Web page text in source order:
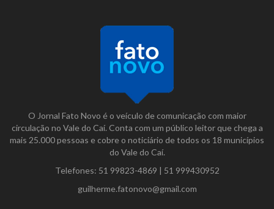
O Jornal Fato Novo é o veículo de comunicação com maior
circulação no Vale do Caí. Conta com um público leitor que chega a
mais 25.000 pessoas e cobre o noticiário de todos os 18 municípios
do Vale do Caí.
Telefones: 51 99823-4869
51 999430952
guilherme.fatonovo@gmail.com